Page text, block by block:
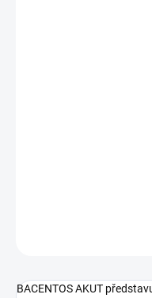
BACENTOS AKUT